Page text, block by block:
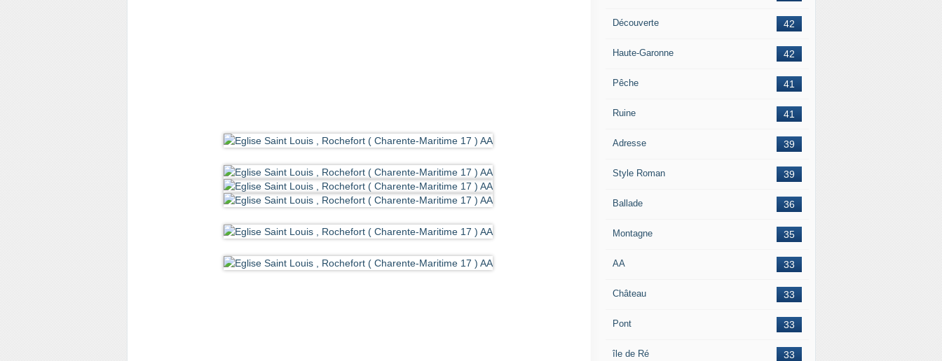
42
Découverte
42
Haute-Garonne
41
Pêche
41
Ruine
39
Adresse
39
Style Roman
36
Ballade
35
Montagne
33
AA
33
Château
33
Pont
33
île de Ré